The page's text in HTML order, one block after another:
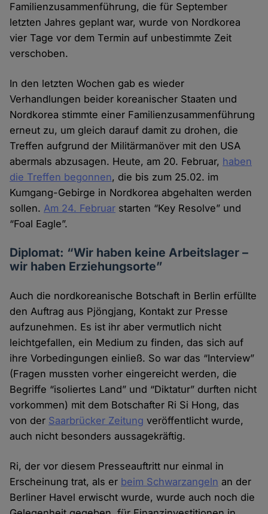
Familienzusammenführung, die für September
letzten Jahres geplant war, wurde von Nordkorea
vier Tage vor dem Termin auf unbestimmte Zeit
verschoben.
In den letzten Wochen gab es wieder
Verhandlungen beider koreanischer Staaten und
Nordkorea stimmte einer Familienzusammenführung
erneut zu, um gleich darauf damit zu drohen, die
Treffen aufgrund der Militärmanöver mit den USA
abermals abzusagen. Heute, am 20. Februar, haben
die Treffen begonnen, die bis zum 25.02. im
Kumgang-Gebirge in Nordkorea abgehalten werden
sollen.Am 24. Februar starten “Key Resolve” und
“Foal Eagle”.
Diplomat: “Wir haben keine Arbeitslager –
wir haben Erziehungsorte”
Auch die nordkoreanische Botschaft in Berlin erfüllte
den Auftrag aus Pjöngjang, Kontakt zur Presse
aufzunehmen. Es ist ihr aber vermutlich nicht
leichtgefallen, ein Medium zu finden, das sich auf
ihre Vorbedingungen einließ. So war das “Interview”
(Fragen mussten vorher eingereicht werden, die
Begriffe “isoliertes Land” und “Diktatur” durften nicht
vorkommen) mit dem Botschafter Ri Si Hong, das
von der Saarbrücker Zeitung veröffentlicht wurde,
auch nicht besonders aussagekräftig.
Ri, der vor diesem Presseauftritt nur einmal in
Erscheinung trat, als er beim Schwarzangeln an der
Berliner Havel erwischt wurde, wurde auch noch die